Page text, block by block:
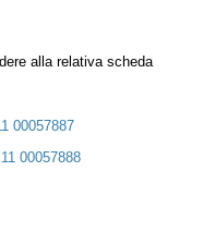
alla relativa scheda
00057887
00057888